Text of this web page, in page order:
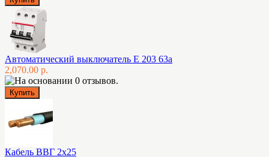
Автоматический выключатель E 203 63а
2,070.00 р.
Кабель ВВГ 2х25